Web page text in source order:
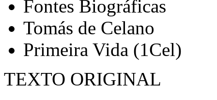
Fontes Biográficas
Tomás de Celano
Primeira Vida (1Cel)
TEXTO ORIGINAL